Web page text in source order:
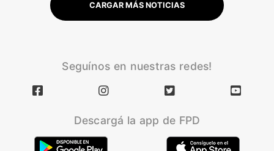
CARGAR MÁS NOTICIAS
Seguínos en nuestras redes!
Descargá la app de FPD